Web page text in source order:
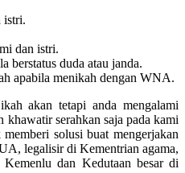
istri.
dan istri.
berstatus duda atau janda.
apabila menikah dengan WNA.
akan tetapi anda mengalami
khawatir serahkan saja pada kami
solusi buat mengerjakan
legalisir di Kementrian agama,
dan Kedutaan besar di